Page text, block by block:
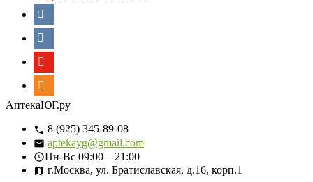
АптекаЮГ.ру
8 (925) 345-89-08
aptekayg@gmail.com
Пн-Вс 09:00—21:00
г.Москва, ул. Братиславская, д.16, корп.1